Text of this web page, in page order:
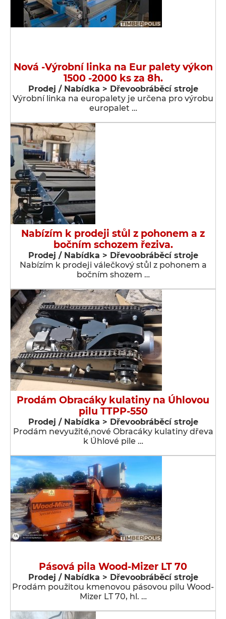
Nová -Výrobní linka na Eur palety výkon
1500 -2000 ks za 8h.
Prodej / Nabídka > Dřevoobráběcí stroje
Výrobní linka na europalety je určena pro výrobu
europalet …
Nabízím k prodeji stůl z pohonem a z
bočním schozem řeziva.
Prodej / Nabídka > Dřevoobráběcí stroje
Nabízím k prodeji válečkový stůl z pohonem a
bočním shozem …
Prodám Obracáky kulatiny na Úhlovou
pilu TTPP-550
Prodej / Nabídka > Dřevoobráběcí stroje
Prodám nevyužité,nové Obracáky kulatiny dřeva
k Úhlové pile …
Pásová pila Wood-Mizer LT 70
Prodej / Nabídka > Dřevoobráběcí stroje
Prodám použitou kmenovou pásovou pilu Wood-
Mizer LT 70, hl. …